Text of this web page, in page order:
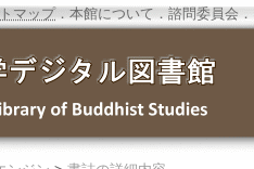
マップ．本館について ． 諮問委員会 ．